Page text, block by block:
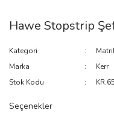
Hawe Stopstrip
Kategori
Marka
Kerr
Stok Kodu
Seçenekler